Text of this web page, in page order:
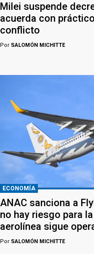
Milei suspende
acuerda con
conflicto
Por SALOMÓN MICHITTE
ECONOMÍA
ANAC sanciona a
no hay riesgo para
aerolínea sigue
Por SALOMÓN MICHITTE